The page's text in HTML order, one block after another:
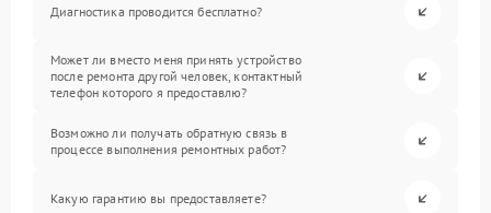
Диагностика проводится бесплатно?
Может ли вместо меня принять устройство
после ремонта другой человек, контактный
телефон которого я предоставлю?
Возможно ли получать обратную связь в
процессе выполнения ремонтных работ?
Какую гарантию вы предоставляете?